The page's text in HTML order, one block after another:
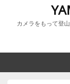
カメラをもって登